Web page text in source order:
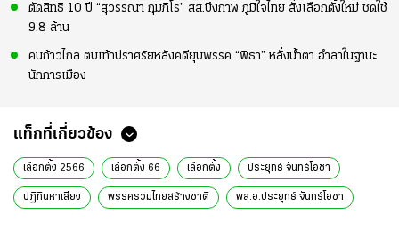
ตัดสิทธิ 10 ปี “สุวรรณา กุมภิโร” สส.บึงกาฬ ภูมิใจไทย สั่งเลือกตั้งใหม่ ชดใช้
9.8 ล้าน
คนก้าวไกล ตบเท้าปราศรัยหลังคดียุบพรรค “พิธา” หลั่งน้ำตา อำลาในฐานะ
นักการเมือง
แท็กที่เกี่ยวข้อง
เลือกตั้ง 2566 เลือกตั้ง 66 เลือกตั้ง ประยุทธ์ จันทร์โอชา
ปฏิทินหาเสียง พรรครวมไทยสร้างชาติ พล.อ.ประยุทธ์ จันทร์โอชา